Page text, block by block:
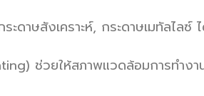
าษสังเคราะห์, กระดาษเมทัลไลซ์
ช่วยให้สภาพแวดล้อมการทำงา